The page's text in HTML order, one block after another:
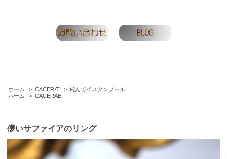
ホーム > CACERÆ > 飛んでイスタンブール
ホーム
> CACERAE
儚いサファイアのリング